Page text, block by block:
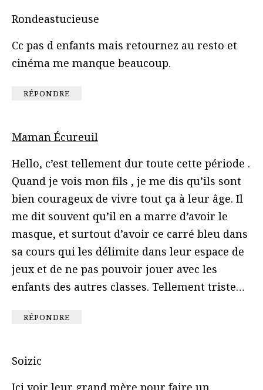
Rondeastucieuse
Cc pas d enfants mais retournez au resto et
cinéma me manque beaucoup.
RÉPONDRE
Maman Écureuil
Hello, c’est tellement dur toute cette période .
Quand je vois mon fils , je me dis qu’ils sont
bien courageux de vivre tout ça à leur âge. Il
me dit souvent qu’il en a marre d’avoir le
masque, et surtout d’avoir ce carré bleu dans
sa cours qui les délimite dans leur espace de
jeux et de ne pas pouvoir jouer avec les
enfants des autres classes. Tellement triste…
RÉPONDRE
Soizic
Ici voir leur grand mère pour faire un